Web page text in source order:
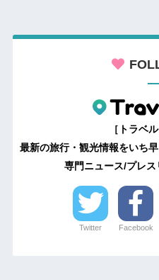
［トラベ
最新の旅行・観光情報をいち
専門ニュース/プレ
Twitter Facebook